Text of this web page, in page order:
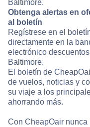
Baltimore.
Obtenga alertas en
al boletín
Regístrese en el
directamente en la
electrónico
Baltimore.
El boletín de
de vuelos, noticias y
su viaje a los
ahorrando más.
Con CheapOair nunca